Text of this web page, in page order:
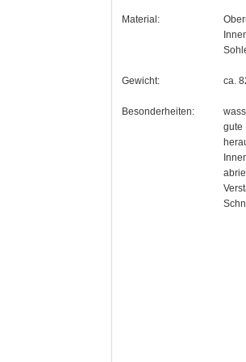
Material:
Gewicht: ca.
Besonderheiten:
gute